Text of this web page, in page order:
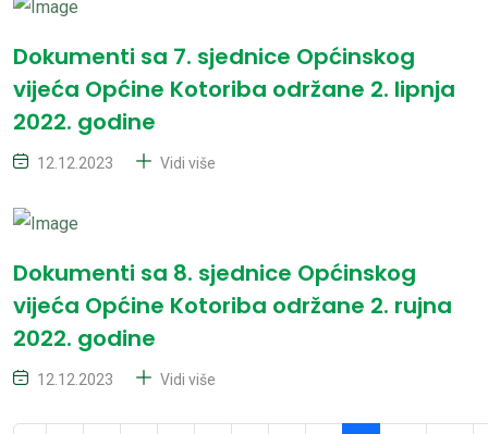
Dokumenti sa 7. sjednice Općinskog
vijeća Općine Kotoriba održane 2. lipnja
2022. godine
12.12.2023 Vidi više
Dokumenti sa 8. sjednice Općinskog
vijeća Općine Kotoriba održane 2. rujna
2022. godine
12.12.2023 Vidi više